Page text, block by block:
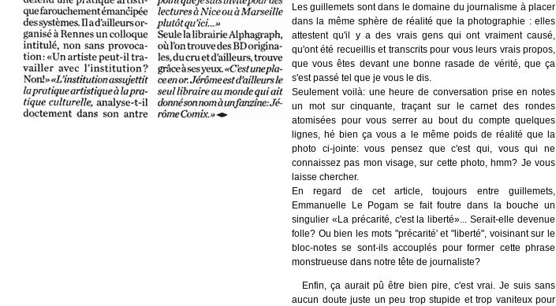
Les guillemets sont dans le domaine du journalisme à placer
dans la même sphère de réalité que la photographie : elles
attestent qu'il y a des vrais gens qui ont vraiment causé,
qu'ont été recueillis et transcrits pour vous leurs vrais propos,
que vous êtes devant une bonne rasade de vérité, que ça
s'est passé tel que je vous le dis.
Seulement voilà: une heure de conversation prise en notes
un mot sur cinquante, traçant sur le carnet des rondes
atomisées pour vous serrer au bout du compte quelques
lignes, hé bien ça vous a le même poids de réalité que la
photo ci-jointe: vous pensez que c'est qui, vous qui ne
connaissez pas mon visage, sur cette photo, hmm? Je vous
laisse chercher.
En regard de cet article, toujours entre guillemets,
Emmanuelle Le Pogam se fait foutre dans la bouche un
singulier «La précarité, c'est la liberté»... Serait-elle devenue
folle? Ou bien les mots "précarité' et "liberté", voisinant sur le
bloc-notes se sont-ils accouplés pour former cette phrase
monstrueuse dans notre tête de journaliste?
Enfin, ça aurait pû être bien pire, c'est vrai. Je suis sans
aucun doute juste un peu trop stupide et trop vaniteux pour